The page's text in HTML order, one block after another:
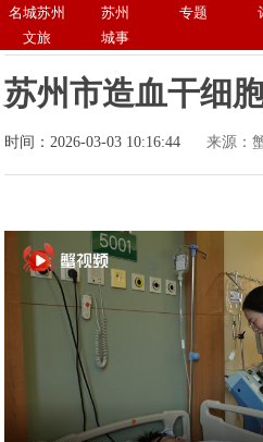
名城苏州 苏州 专题
文旅
城事
苏州市造血干细
时间：2026-03-03 10:16:44 来源：